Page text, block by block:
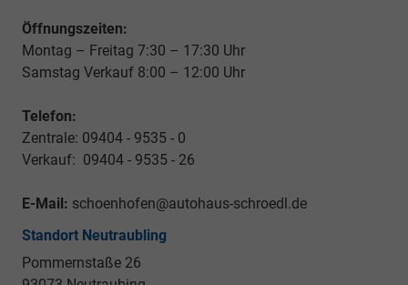
Öffnungszeiten:
Montag – Freitag 7:30 – 17:30 Uhr
Samstag Verkauf 8:00 – 12:00 Uhr
Telefon:
Zentrale: 09404 - 9535 - 0
Verkauf: 09404 - 9535 - 26
E-Mail: schoenhofen@autohaus-schroedl.de
Standort Neutraubling
Pommernstaße 26